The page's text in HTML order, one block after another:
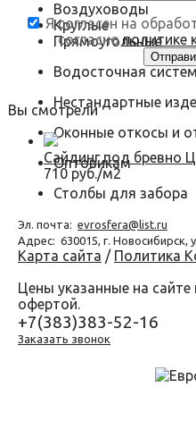
Я согласен на
согласнополитике
Вы смотрели
Сайдинг под бревно
710 руб./м2
Воздуховоды
Круглые
Прямоугольные
Водосточная
Нестандартные
Оконные откосы и
Оптовикам
Столбы для забора
Эл. почта: evrosfera@list.ru
Адрес: 630015, г. Новосибирск,
Карта сайта / Политика
Цены указанные на
офертой.
+7(383)383-52-16
Заказать звонок